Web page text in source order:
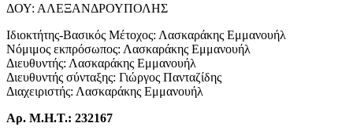
ΔΟΥ: ΑΛΕΞΑΝΔΡΟΥΠΟΛΗΣ
Ιδιοκτήτης-Βασικός Μέτοχος: Λασκαράκης Εμμανουήλ
Νόμιμος εκπρόσωπος: Λασκαράκης Εμμανουήλ
Διευθυντής: Λασκαράκης Εμμανουήλ
Διευθυντής σύνταξης: Γιώργος Πανταζίδης
Διαχειριστής: Λασκαράκης Εμμανουήλ
Αρ. Μ.Η.Τ.: 232167